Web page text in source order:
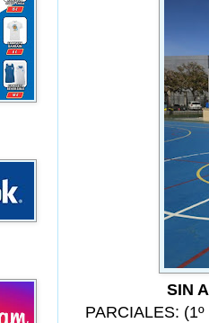
SIN
PARCIALES: